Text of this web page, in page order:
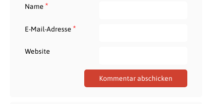
Name *
E-Mail-Adresse *
Website